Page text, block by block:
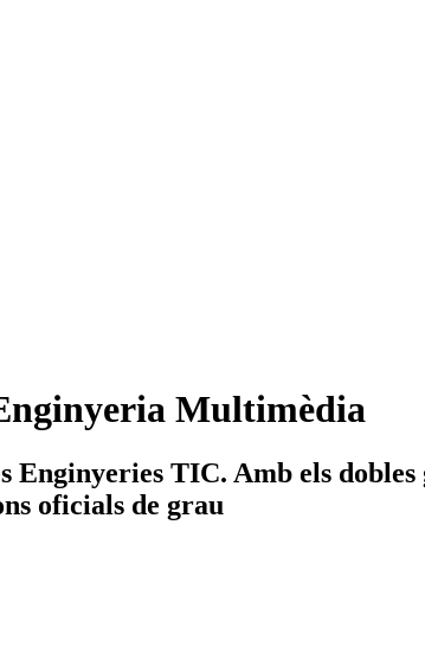
Multimèdia
TIC. Amb els dobles
oficials de grau